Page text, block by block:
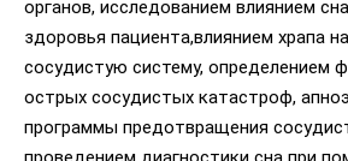
органов, исследованием влиянием
здоровья пациента,влиянием храпа
сосудистую систему, определением
острых сосудистых катастроф,
программы предотвращения